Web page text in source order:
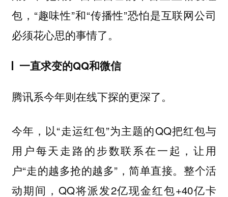
包，“趣味性”和“传播性”恐怕是互联网公司
必须花心思的事情了。
一直求变的QQ和微信
腾讯系今年则在线下探的更深了。
今年，以“走运红包”为主题的QQ把红包与
用户每天走路的步数联系在一起，让用
户“走的越多抢的越多”，简单直接。整个活
动期间，QQ将派发2亿现金红包+40亿卡